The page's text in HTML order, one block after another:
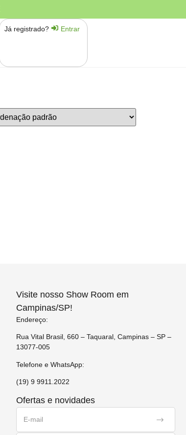
Já registrado? Entrar
Visite nosso Show Room em
Campinas/SP!
Endereço:
Rua Vital Brasil, 660 – Taquaral, Campinas – SP –
13077-005
Telefone e WhatsApp:
(19) 9 9911.2022
Ofertas e novidades